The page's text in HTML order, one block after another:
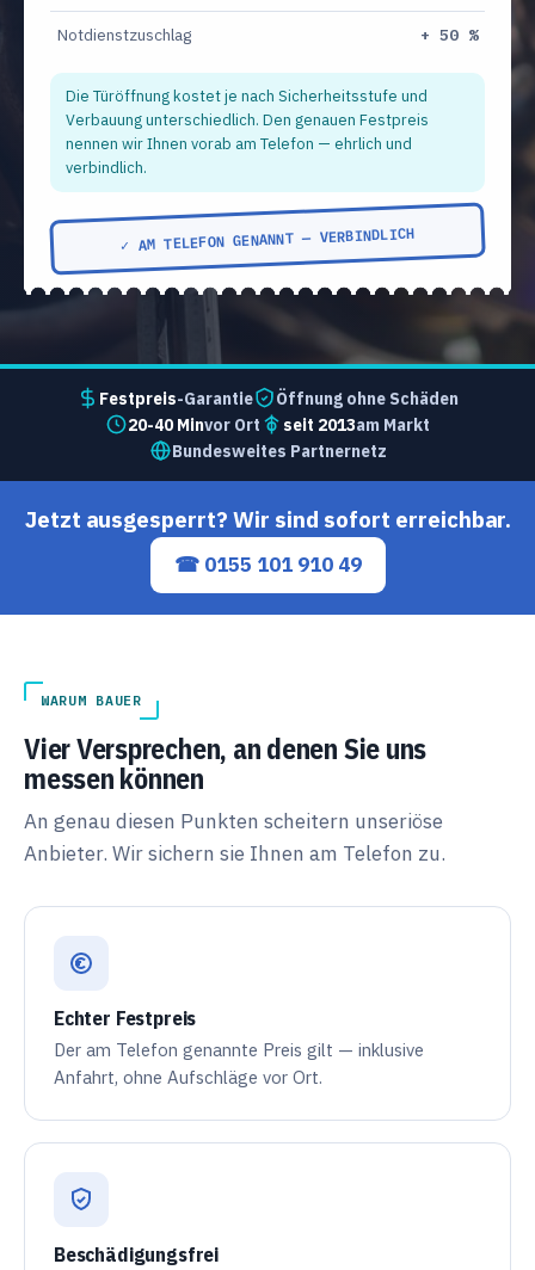
Notdienstzuschlag + 50 %
Die Türöffnung kostet je nach Sicherheitsstufe und
Verbauung unterschiedlich. Den genauen Festpreis
nennen wir Ihnen vorab am Telefon — ehrlich und
verbindlich.
✓ AM TELEFON GENANNT — VERBINDLICH
Festpreis-Garantie
Öffnung ohne Schäden
20-40 Minvor Ort seit 2013am Markt
Bundesweites Partnernetz
Jetzt ausgesperrt? Wir sind sofort erreichbar.
☎ 0155 101 910 49
WARUM BAUER
Vier Versprechen, an denen Sie uns
messen können
An genau diesen Punkten scheitern unseriöse
Anbieter. Wir sichern sie Ihnen am Telefon zu.
Echter Festpreis
Der am Telefon genannte Preis gilt — inklusive
Anfahrt, ohne Aufschläge vor Ort.
Beschädigungsfrei